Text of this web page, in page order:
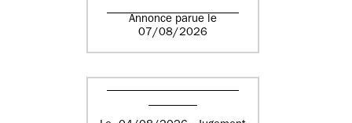
Annonce parue le
07/08/2026